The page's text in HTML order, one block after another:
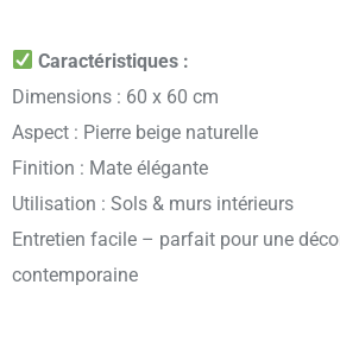
Caractéristiques :
Dimensions : 60 x 60 cm
Aspect : Pierre beige naturelle
Finition : Mate élégante
Utilisation : Sols & murs intérieurs
Entretien facile – parfait pour une
contemporaine